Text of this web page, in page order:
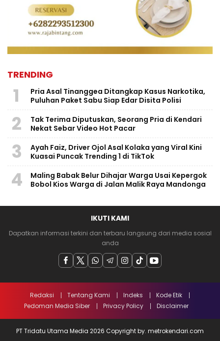
TRENDING
1
Pria Asal Tinanggea Ditangkap Kasus Narkotika,
Puluhan Paket Sabu Siap Edar Disita Polisi
2
Tak Terima Diputuskan, Seorang Pria di Kendari
Nekat Sebar Video Hot Pacar
3
Ayah Faiz, Driver Ojol Asal Kolaka yang Viral Kini
Kuasai Puncak Trending 1 di TikTok
4
Maling Babak Belur Dihajar Warga Usai Kepergok
Bobol Kios Warga di Jalan Malik Raya Mandonga
IKUTI KAMI
Dapatkan informasi terkini dan terbaru langsung dari media sosial
anda
Redaksi Tentang Kami Indeks
Kode Etik
Pedoman Media Siber
Privacy Policy Disclaimer
PT Tridatu Utama Media 2026 Copyright by. metrokendari.com